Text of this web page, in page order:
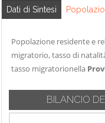
Dati di Sintesi
Popolazione residente e
migratorio, tasso di
tasso migratorionella
BILANCIO